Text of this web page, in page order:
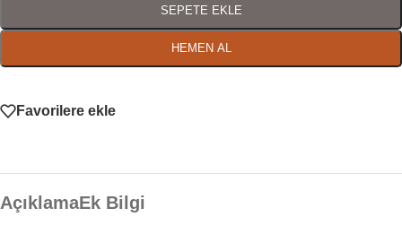
SEPETE EKLE
HEMEN AL
Favorilere ekle
AçıklamaEk Bilgi